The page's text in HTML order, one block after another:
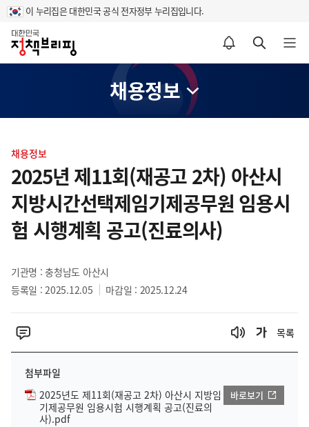
이 누리집은 대한민국 공식 전자정부 누리집입니다.
홈
알림설정 바로가기 검색 바로가기 메뉴 열기
채용정보
텐
츠
영
역
채용정보
2025년 제11회(재공고 2차) 아산시
지방시간선택제임기제공무원 임용시
험 시행계획 공고(진료의사)
기관명 : 충청남도 아산시
등록일 : 2025.12.05
마감일 : 2025.12.24
목록
첨부파일
2025년도 제11회(재공고 2차) 아산시 지방임
기제공무원 임용시험 시행계획 공고(진료의
사).pdf
바로보기